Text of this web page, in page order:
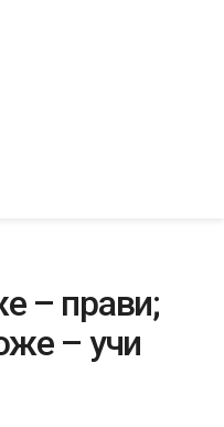
– прави;
– учи